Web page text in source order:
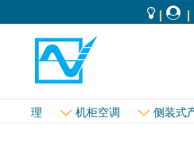
控管理 机柜空调 侧装式